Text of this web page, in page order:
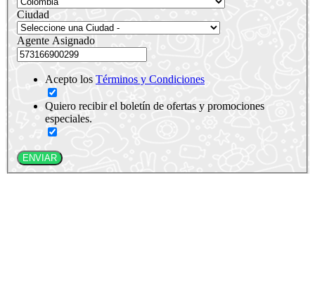
Ciudad
Agente Asignado
Acepto los Términos y Condiciones
Quiero recibir el boletín de ofertas y promociones
especiales.
ENVIAR